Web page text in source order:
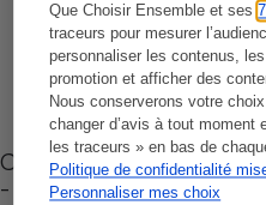
Que Choisir Ensemble et ses
traceurs pour mesurer
personnaliser les contenus,
promotion et afficher des
Nous conserverons votre
changer d’avis à tout moment
les traceurs » en bas de
Politique de confidentialité
Personnaliser mes choix
Cafetière à capsules
- Premières impressions